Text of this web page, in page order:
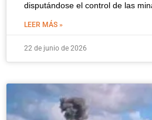
disputándose el control de las
LEER MÁS »
22 de junio de 2026